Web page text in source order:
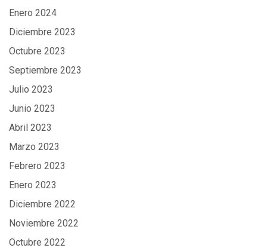
Enero 2024
Diciembre 2023
Octubre 2023
Septiembre 2023
Julio 2023
Junio 2023
Abril 2023
Marzo 2023
Febrero 2023
Enero 2023
Diciembre 2022
Noviembre 2022
Octubre 2022